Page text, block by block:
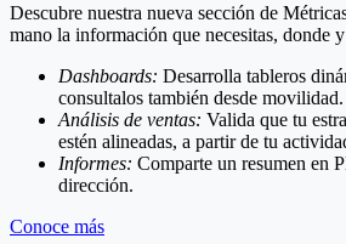
Descubre nuestra nueva sección de
mano la información que necesitas, donde
Dashboards: Desarrolla tableros
consultalos también desde movilidad.
Análisis de ventas: Valida que tu
estén alineadas, a partir de tu
Informes: Comparte un resumen en
dirección.
Conoce más